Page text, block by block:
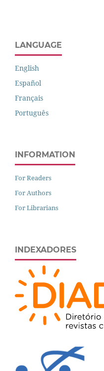
LANGUAGE
English
Español
Français
Português
INFORMATION
For Readers
For Authors
For Librarians
INDEXADORES